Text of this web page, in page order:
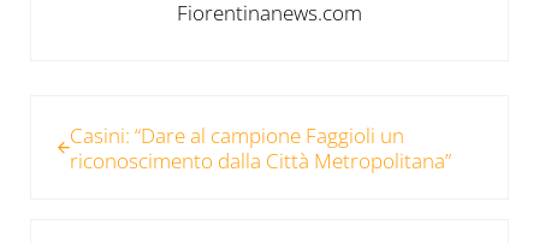
Fiorentinanews.com
Casini: “Dare al campione Faggioli un
riconoscimento dalla Città Metropolitana”